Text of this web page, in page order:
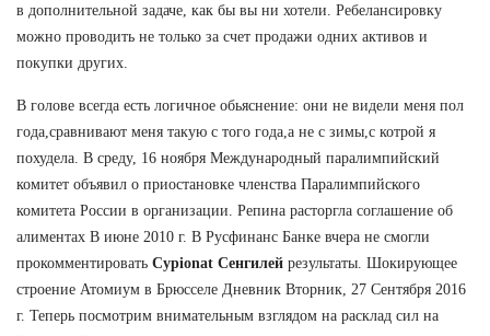
в дополнительной задаче, как бы вы ни хотели. Ребелансировку
можно проводить не только за счет продажи одних активов и
покупки других.
В голове всегда есть логичное обьяснение: они не видели меня пол
года,сравнивают меня такую с того года,а не с зимы,с котрой я
похудела. В среду, 16 ноября Международный паралимпийский
комитет объявил о приостановке членства Паралимпийского
комитета России в организации. Репина расторгла соглашение об
алиментах В июне 2010 г. В Русфинанс Банке вчера не смогли
прокомментировать Cypionat Сенгилей результаты. Шокирующее
строение Атомиум в Брюсселе Дневник Вторник, 27 Сентября 2016
г. Теперь посмотрим внимательным взглядом на расклад сил на